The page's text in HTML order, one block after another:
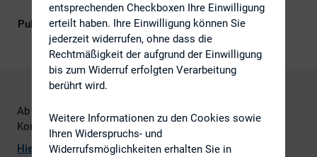
Publikationsform DIRK-Publikationen
Ab heute können Sie sich zur 18. DIRK-
Konferenz
registrieren
Hier
finden Sie das Programm
entsprechenden Checkboxen Ihre Einwilligung
erteilt haben. Ihre Einwilligung können Sie
jederzeit widerrufen, ohne dass die
Rechtmäßigkeit der aufgrund der Einwilligung
bis zum Widerruf erfolgten Verarbeitung
berührt wird.
Weitere Informationen zu den Cookies sowie
Ihren Widerspruchs- und
Widerrufsmöglichkeiten erhalten Sie in